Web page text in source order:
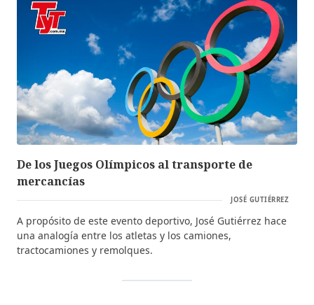
De los Juegos Olímpicos al transporte de
mercancías
JOSÉ GUTIÉRREZ
A propósito de este evento deportivo, José Gutiérrez hace
una analogía entre los atletas y los camiones,
tractocamiones y remolques.